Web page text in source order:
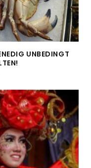
UNBEDINGT